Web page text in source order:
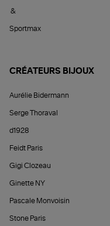
&
Sportmax
CRÉATEURS BIJOUX
Aurélie Bidermann
Serge Thoraval
d1928
Feidt Paris
Gigi Clozeau
Ginette NY
Pascale Monvoisin
Stone Paris